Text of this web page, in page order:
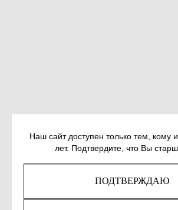
Наш сайт доступен только тем, кому
лет. Подтвердите, что Вы
ПОДТВЕРЖДАЮ
АСИМАН А. ДЖЕНТЛЬМЕН
SKU:978-5-04-227094-9